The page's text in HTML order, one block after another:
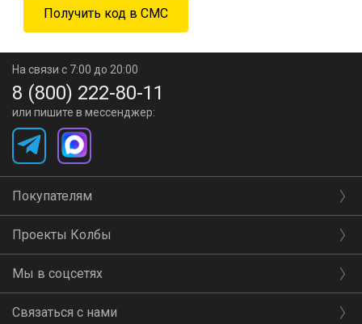
На связи с 7:00 до 20:00
8 (800) 222-80-11
или пишите в мессенджер:
Покупателям
Проекты Колбы
Мы в соцсетях
Связаться с нами